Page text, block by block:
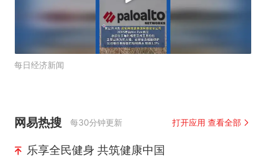
每日经济新闻
网易热搜 每30分钟更新 打开应用 查看全部
乐享全民健身 共筑健康中国